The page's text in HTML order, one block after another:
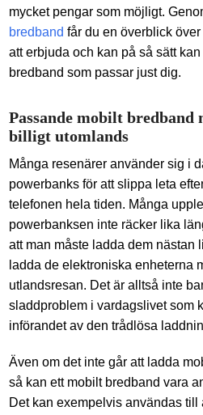
mycket pengar som möjligt.
bredband får du en överblick
att erbjuda och kan på så sätt
bredband som passar just dig.
Passande mobilt
billigt utomlands
Många resenärer använder sig i
powerbanks för att slippa leta
telefonen hela tiden. Många
powerbanksen inte räcker lika
att man måste ladda dem nästan
ladda de elektroniska enheterna
utlandsresan. Det är alltså inte
sladdproblem i vardagslivet som
införandet av den trådlösa
Även om det inte går att ladda
så kan ett mobilt bredband vara
Det kan exempelvis användas till